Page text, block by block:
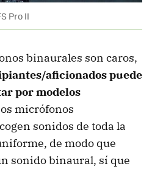
Pro II
binaurales son caros,
aficionados puede
por modelos
micrófonos
sonidos de toda la
de modo que
sonido binaural, sí que